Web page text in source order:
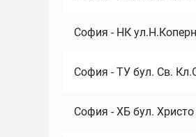
София - НК
София - ТУ бул. Св.
София - ХБ бул.